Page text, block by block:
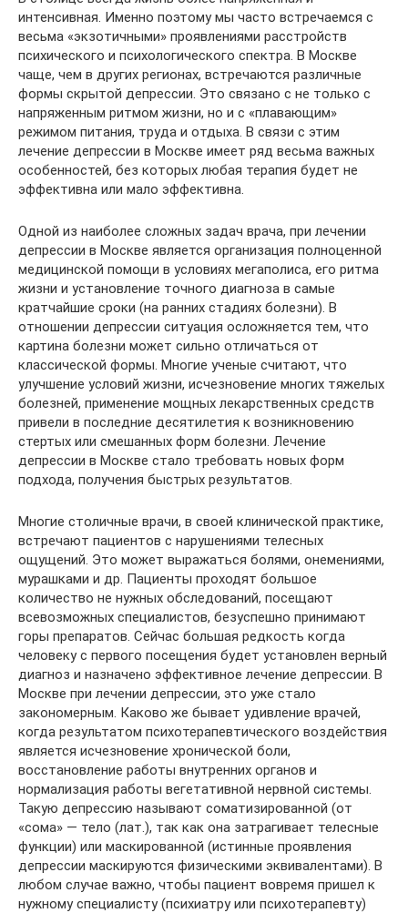
интенсивная. Именно поэтому мы часто встречаемся с
весьма «экзотичными» проявлениями расстройств
психического и психологического спектра. В Москве
чаще, чем в других регионах, встречаются различные
формы скрытой депрессии. Это связано с не только с
напряженным ритмом жизни, но и с «плавающим»
режимом питания, труда и отдыха. В связи с этим
лечение депрессии в Москве имеет ряд весьма важных
особенностей, без которых любая терапия будет не
эффективна или мало эффективна.
Одной из наиболее сложных задач врача, при лечении
депрессии в Москве является организация полноценной
медицинской помощи в условиях мегаполиса, его ритма
жизни и установление точного диагноза в самые
кратчайшие сроки (на ранних стадиях болезни). В
отношении депрессии ситуация осложняется тем, что
картина болезни может сильно отличаться от
классической формы. Многие ученые считают, что
улучшение условий жизни, исчезновение многих тяжелых
болезней, применение мощных лекарственных средств
привели в последние десятилетия к возникновению
стертых или смешанных форм болезни. Лечение
депрессии в Москве стало требовать новых форм
подхода, получения быстрых результатов.
Многие столичные врачи, в своей клинической практике,
встречают пациентов с нарушениями телесных
ощущений. Это может выражаться болями, онемениями,
мурашками и др. Пациенты проходят большое
количество не нужных обследований, посещают
всевозможных специалистов, безуспешно принимают
горы препаратов. Сейчас большая редкость когда
человеку с первого посещения будет установлен верный
диагноз и назначено эффективное лечение депрессии. В
Москве при лечении депрессии, это уже стало
закономерным. Каково же бывает удивление врачей,
когда результатом психотерапевтического воздействия
является исчезновение хронической боли,
восстановление работы внутренних органов и
нормализация работы вегетативной нервной системы.
Такую депрессию называют соматизированной (от
«сома» — тело (лат.), так как она затрагивает телесные
функции) или маскированной (истинные проявления
депрессии маскируются физическими эквивалентами). В
любом случае важно, чтобы пациент вовремя пришел к
нужному специалисту (психиатру или психотерапевту)